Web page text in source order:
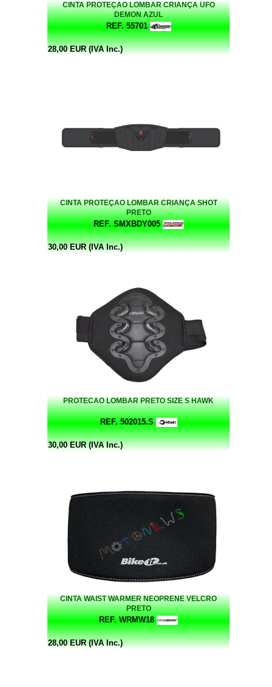
CINTA PROTEÇAO LOMBAR CRIANÇA UFO
DEMON AZUL
REF. 55701
28,00 EUR (IVA Inc.)
CINTA PROTEÇAO LOMBAR CRIANÇA SHOT
PRETO
REF. SMXBDY005
30,00 EUR (IVA Inc.)
PROTECAO LOMBAR PRETO SIZE S HAWK
REF. 502015.S
30,00 EUR (IVA Inc.)
CINTA WAIST WARMER NEOPRENE VELCRO
PRETO
REF. WRMW18
28,00 EUR (IVA Inc.)